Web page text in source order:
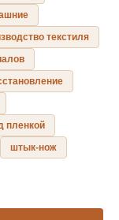
текстиля
пленкой
штык-нож